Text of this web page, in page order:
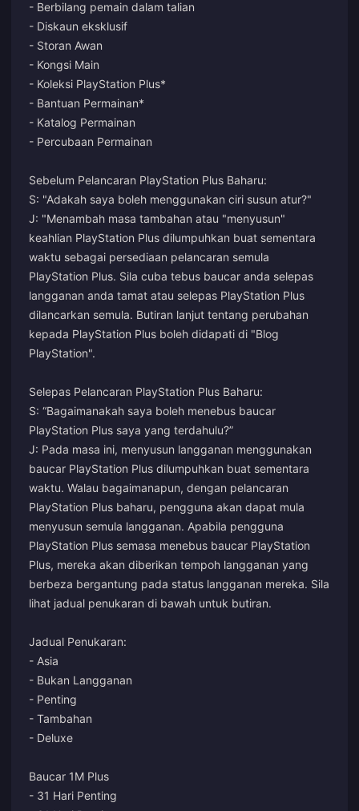
- Berbilang pemain dalam talian
- Diskaun eksklusif
- Storan Awan
- Kongsi Main
- Koleksi PlayStation Plus*
- Bantuan Permainan*
- Katalog Permainan
- Percubaan Permainan
Sebelum Pelancaran PlayStation Plus Baharu:
S: "Adakah saya boleh menggunakan ciri susun atur?"
J: "Menambah masa tambahan atau "menyusun"
keahlian PlayStation Plus dilumpuhkan buat sementara
waktu sebagai persediaan pelancaran semula
PlayStation Plus. Sila cuba tebus baucar anda selepas
langganan anda tamat atau selepas PlayStation Plus
dilancarkan semula. Butiran lanjut tentang perubahan
kepada PlayStation Plus boleh didapati di "Blog
PlayStation".
Selepas Pelancaran PlayStation Plus Baharu:
S: “Bagaimanakah saya boleh menebus baucar
PlayStation Plus saya yang terdahulu?”
J: Pada masa ini, menyusun langganan menggunakan
baucar PlayStation Plus dilumpuhkan buat sementara
waktu. Walau bagaimanapun, dengan pelancaran
PlayStation Plus baharu, pengguna akan dapat mula
menyusun semula langganan. Apabila pengguna
PlayStation Plus semasa menebus baucar PlayStation
Plus, mereka akan diberikan tempoh langganan yang
berbeza bergantung pada status langganan mereka. Sila
lihat jadual penukaran di bawah untuk butiran.
Jadual Penukaran:
- Asia
- Bukan Langganan
- Penting
- Tambahan
- Deluxe
Baucar 1M Plus
- 31 Hari Penting